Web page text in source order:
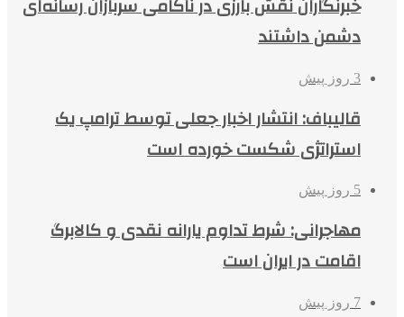
خبرنگاران نقش بارزی در ناکامی سربازان رسانه‌ای
دشمن داشتند
3 روز پیش
قالیباف: انتشار اخبار جعلی توسط ترامپ یک
استراتژی شکست خورده است
5 روز پیش
مهاجرانی: شرط تداوم یارانه نقدی و کالابرگ
اقامت در ایران است
7 روز پیش